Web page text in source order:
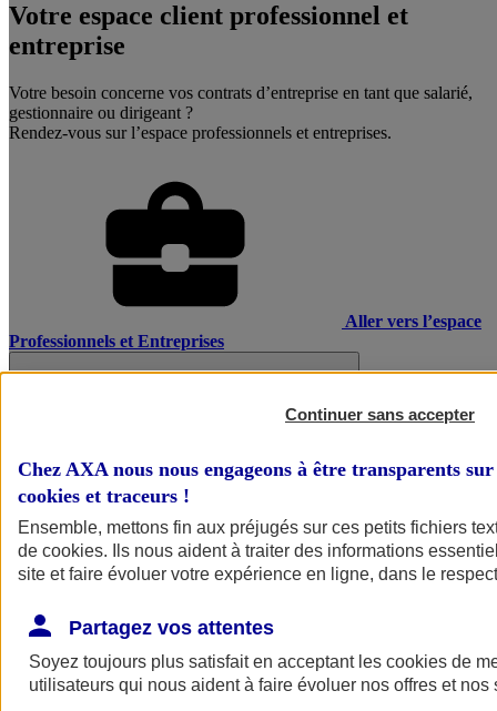
Votre espace client professionnel et
entreprise
Votre besoin concerne vos contrats d’entreprise en tant que salarié,
gestionnaire ou dirigeant ?
Rendez-vous sur l’espace professionnels et entreprises.
Aller vers l’espace
Professionnels et Entreprises
Continuer sans accepter
Chez AXA nous nous engageons à être transparents
cookies et traceurs !
Ensemble, mettons fin aux préjugés sur ces petits fichiers
de cookies. Ils nous aident à traiter des informations
site et faire évoluer votre expérience en ligne, dans le
Partagez vos attentes
Soyez toujours plus satisfait en acceptant les cookies de
utilisateurs qui nous aident à faire évoluer nos offres et nos